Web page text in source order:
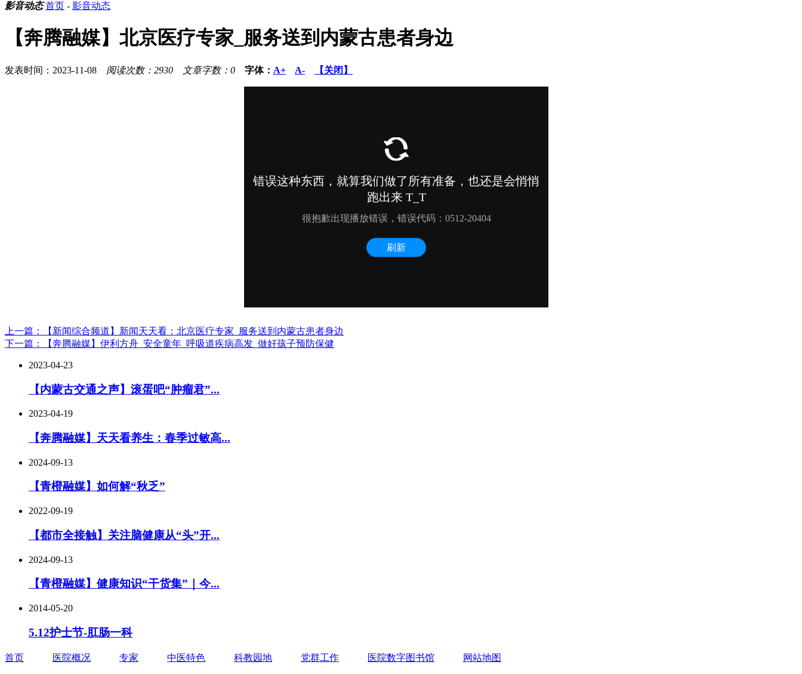
影音动态 首页 - 影音动态
【奔腾融媒】北京医疗专家_服务送到内蒙古患者身边
发表时间：2023-11-08 阅读次数：2930 文章字数：0 字体： A+ A- 【关闭】
上一篇：【新闻综合频道】新闻天天看：北京医疗专家_服务送到内蒙古患者身边
下一篇：【奔腾融媒】伊利方舟_安全童年_呼吸道疾病高发_做好孩子预防保健
2023-04-23
【内蒙古交通之声】滚蛋吧“肿瘤君”...
2023-04-19
【奔腾融媒】天天看养生：春季过敏高...
2024-09-13
【青橙融媒】如何解“秋乏”
2022-09-19
【都市全接触】关注脑健康从“头”开...
2024-09-13
【青橙融媒】健康知识“干货集”｜今...
2014-05-20
5.12护士节-肛肠一科
首页 医院概况 专家 中医特色 科教园地 党群工作 医院数字图书馆 网站地图